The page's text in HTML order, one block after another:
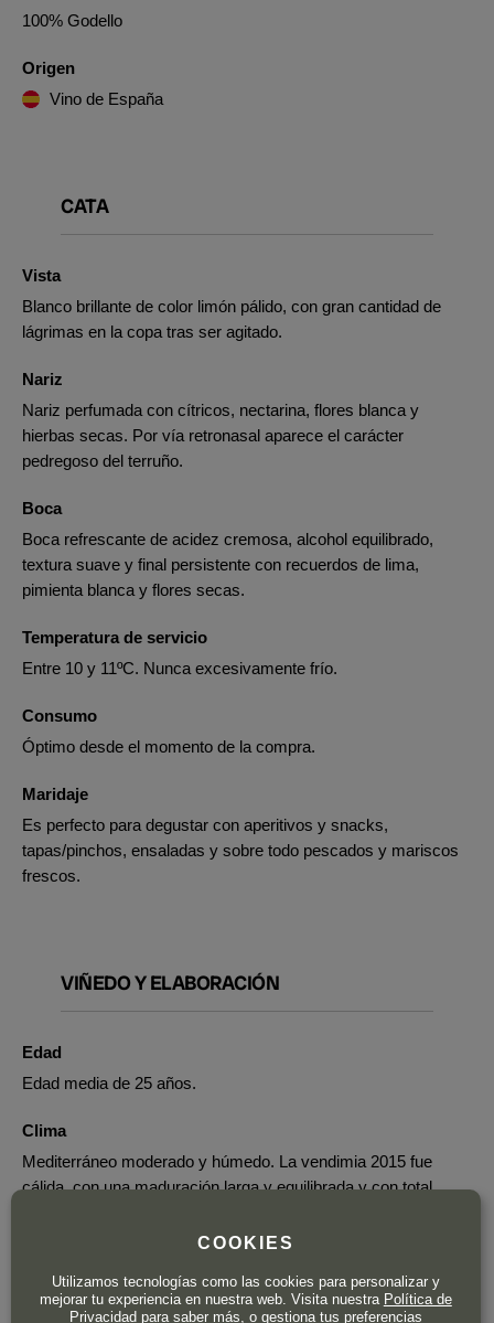
100% Godello
Origen
Vino de España
CATA
Vista
Blanco brillante de color limón pálido, con gran cantidad de
lágrimas en la copa tras ser agitado.
Nariz
Nariz perfumada con cítricos, nectarina, flores blanca y
hierbas secas. Por vía retronasal aparece el carácter
pedregoso del terruño.
Boca
Boca refrescante de acidez cremosa, alcohol equilibrado,
textura suave y final persistente con recuerdos de lima,
pimienta blanca y flores secas.
Temperatura de servicio
Entre 10 y 11ºC. Nunca excesivamente frío.
Consumo
Óptimo desde el momento de la compra.
Maridaje
Es perfecto para degustar con aperitivos y snacks,
tapas/pinchos, ensaladas y sobre todo pescados y mariscos
frescos.
VIÑEDO Y ELABORACIÓN
Edad
Edad media de 25 años.
Clima
Mediterráneo moderado y húmedo. La vendimia 2015 fue
cálida, con una maduración larga y equilibrada y con total
Tuvo lugar el 10 de septiembre y se llevó a cabo de forma
manual en cajas de 15 kilos. Paso por mesa de selección.
COOKIES
Utilizamos tecnologías como las cookies para personalizar y
mejorar tu experiencia en nuestra web. Visita nuestra Política de
Privacidadpara saber más, o gestiona tus preferencias